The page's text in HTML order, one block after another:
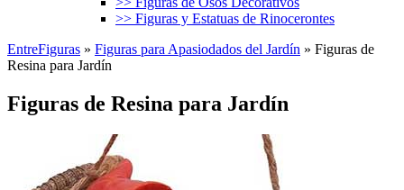
>> Figuras y Estatuas de Rinocerontes
EntreFiguras » Figuras para Apasiodados del Jardín » Figuras de
Resina para Jardín
Figuras de Resina para Jardín